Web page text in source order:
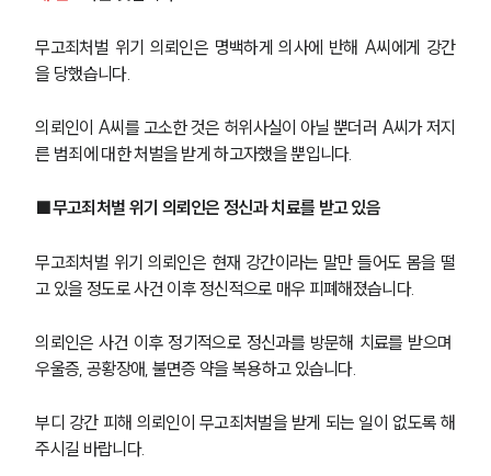
무고죄처벌 위기 의뢰인은 명백하게 의사에 반해 A씨에게 강간
을 당했습니다.
의뢰인이 A씨를 고소한 것은 허위사실이 아닐 뿐더러 A씨가 저지
른 범죄에 대한 처벌을 받게 하고자했을 뿐입니다.
■무고죄처벌 위기 의뢰인은 정신과 치료를 받고 있음
무고죄처벌 위기 의뢰인은 현재 강간이라는 말만 들어도 몸을 떨
고 있을 정도로 사건 이후 정신적으로 매우 피폐해졌습니다.
의뢰인은 사건 이후 정기적으로 정신과를 방문해 치료를 받으며
우울증, 공황장애, 불면증 약을 복용하고 있습니다.
부디 강간 피해 의뢰인이 무고죄처벌을 받게 되는 일이 없도록 해
주시길 바랍니다.